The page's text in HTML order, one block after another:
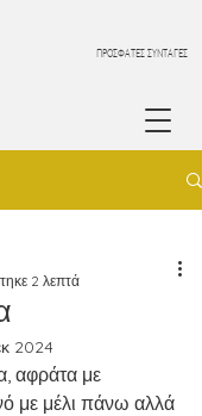
ΠΡΟΣΦΑΤΕΣ ΣΥΝΤΑΓΕΣ
2 λεπτά
2024
αφράτα με
με μέλι πάνω αλλά